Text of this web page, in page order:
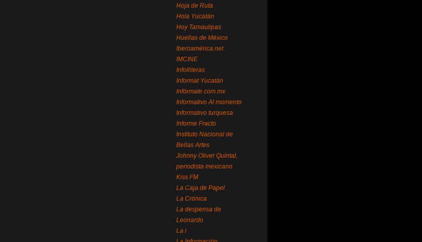
Hoja de Ruta
Hola Yucatán
Hoy Tamaulipas
Huellas de México
Iberoamérica.net
IMCINE
Infolliteras
Informat Yucatán
Infórmate.com.mx
Informativo Al momento
Informativo turquesa
Informe Fracto
Instituto Nacional de
Bellas Artes
Johnny Oliver Quintal,
periodista mexicano
Kiss FM
La Caja de Papel
La Crónica
La despensa de
Leonardo
La i